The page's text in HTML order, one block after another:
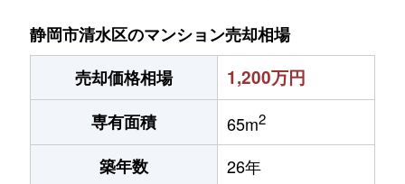
静岡市清水区のマンション売却相場
売却価格相場
1,200万円
専有面積 65m2
築年数 26年